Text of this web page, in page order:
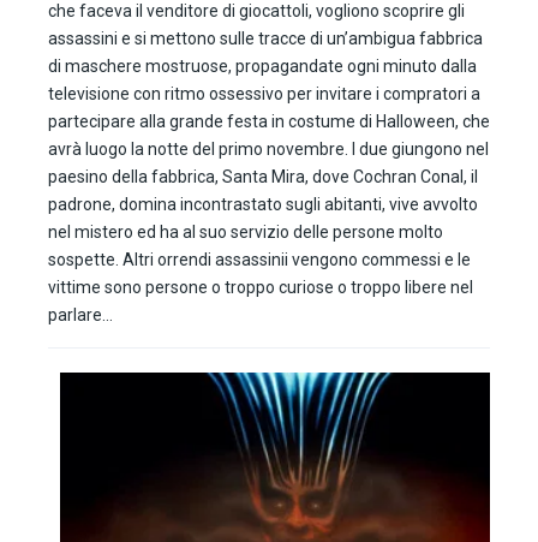
che faceva il venditore di giocattoli, vogliono scoprire gli
assassini e si mettono sulle tracce di un’ambigua fabbrica
di maschere mostruose, propagandate ogni minuto dalla
televisione con ritmo ossessivo per invitare i compratori a
partecipare alla grande festa in costume di Halloween, che
avrà luogo la notte del primo novembre. I due giungono nel
paesino della fabbrica, Santa Mira, dove Cochran Conal, il
padrone, domina incontrastato sugli abitanti, vive avvolto
nel mistero ed ha al suo servizio delle persone molto
sospette. Altri orrendi assassinii vengono commessi e le
vittime sono persone o troppo curiose o troppo libere nel
parlare…